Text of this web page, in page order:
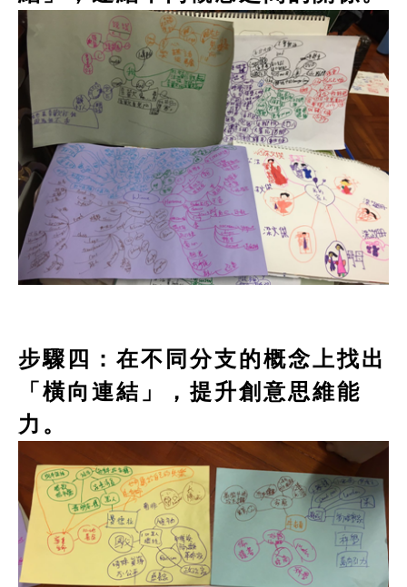
步驟四：在不同分支的概念上找出
「橫向連結」，提升創意思維能
力。